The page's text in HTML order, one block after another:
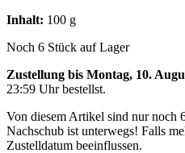
Inhalt: 100 g
Noch 6 Stück auf Lager
Zustellung bis Montag, 10.
23:59 Uhrbestellst.
Von diesem Artikel sind nur noch
Nachschub ist unterwegs! Falls
Zustelldatum beeinflussen.